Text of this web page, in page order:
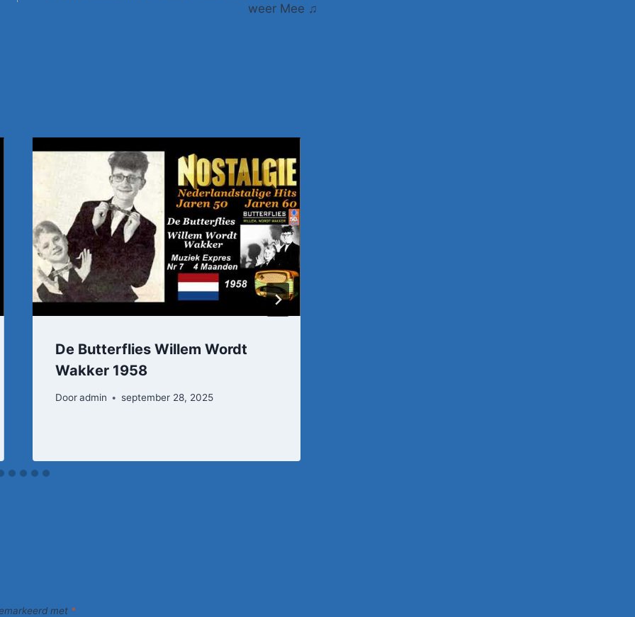
weer Mee ♫
De Butterflies Willem Wordt
Wakker 1958
Door admin september 28, 2025
met *